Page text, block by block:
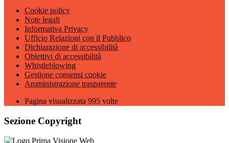
Cookie policy
Note legali
Informativa Privacy
Ufficio Relazioni con il Pubblico
Dichiarazione di accessibilità
Obiettivi di accessibilità
Whistleblowing
Gestione consensi cookie
Amministrazione trasparente
Pagina visualizzata 995 volte
Sezione Copyright